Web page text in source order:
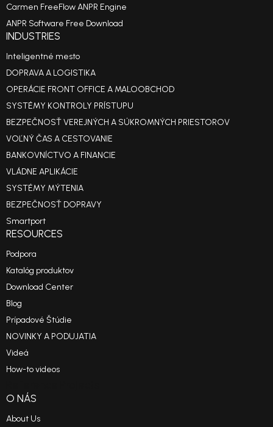
Carmen FreeFlow ANPR Engine
ANPR Software Free Download
INDUSTRIES
Inteligentné mesto
DOPRAVA A LOGISTIKA
OPERÁCIE FRONT OFFICE A MALOOBCHOD
SYSTÉMY KONTROLY PRÍSTUPU
BEZPEČNOSŤ VEREJNÝCH A SÚKROMNÝCH PRIESTOROV
VOĽNÝ ČAS A CESTOVANIE
BANKOVNÍCTVO A FINANCIE
VLÁDNE APLIKÁCIE
SYSTÉMY MÝTENIA
BEZPEČNOSŤ DOPRAVY
Smartport
RESOURCES
Podpora
Katalóg produktov
Download Center
Blog
Prípadové Štúdie
NOVINKY A PODUJATIA
Videá
How-to videos
O NÁS
About Us